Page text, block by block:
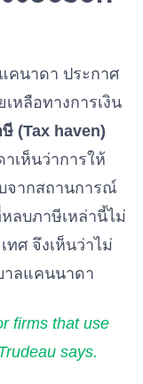
คนาดา ประกาศ
หลือทางการเงิน
(Tax haven)
เห็นว่าการให้
จากสถานการณ์
ลบภาษีเหล่านี้ไม่
ทศ จึงเห็นว่าไม่
าลแคนนาดา
firms that use
says.